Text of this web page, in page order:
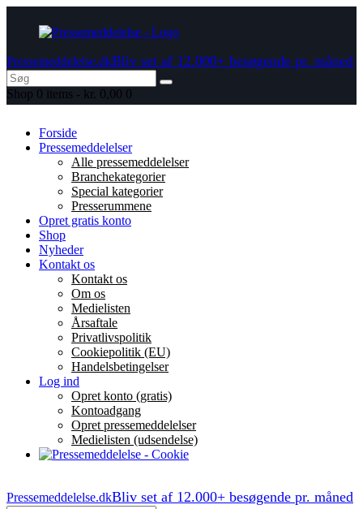
Pressemeddelelse.dkBliv set af 12.000+ besøgende pr. måned
Shop 0 items - kr. 0,00 0
Forside
Pressemeddelelser
Alle pressemeddelelser
Branchekategorier
Special kategorier
Presserummene
Opret gratis konto
Shop
Nyheder
Kontakt os
Kontakt os
Om os
Medielisten
Årsaftale
Privatlivspolitik
Cookiepolitik (EU)
Handelsbetingelser
Log ind
Opret konto (gratis)
Kontoadgang
Opret pressemeddelelser
Medielisten (udsendelse)
Pressemeddelelse.dkBliv set af 12.000+ besøgende pr. måned